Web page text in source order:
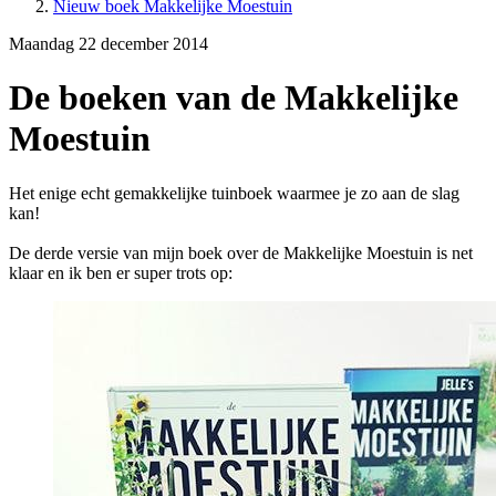
Nieuw boek Makkelijke Moestuin
Maandag 22 december 2014
De boeken van de Makkelijke
Moestuin
Het enige echt gemakkelijke tuinboek waarmee je zo aan de slag
kan!
De derde versie van mijn boek over de Makkelijke Moestuin is net
klaar en ik ben er super trots op: